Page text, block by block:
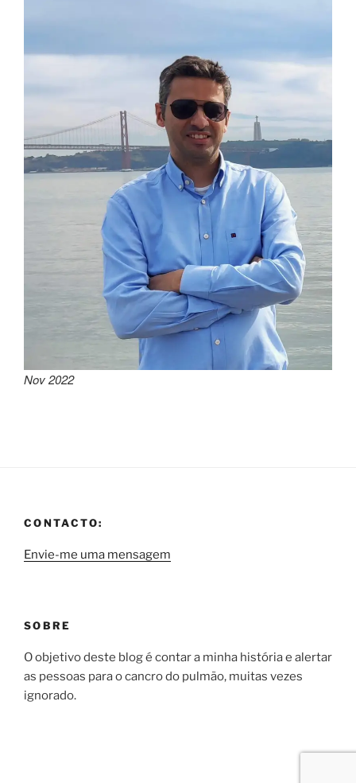
Nov 2022
CONTACTO:
Envie-me uma mensagem
SOBRE
O objetivo deste blog é contar a minha história e alertar
as pessoas para o cancro do pulmão, muitas vezes
ignorado.